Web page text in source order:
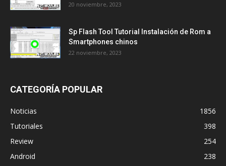
20 noviembre, 2023
Sp Flash Tool Tutorial Instalación de Rom a
Smartphones chinos
22 noviembre, 2023
CATEGORÍA POPULAR
Noticias
1856
Tutoriales
398
Review
254
Android
238